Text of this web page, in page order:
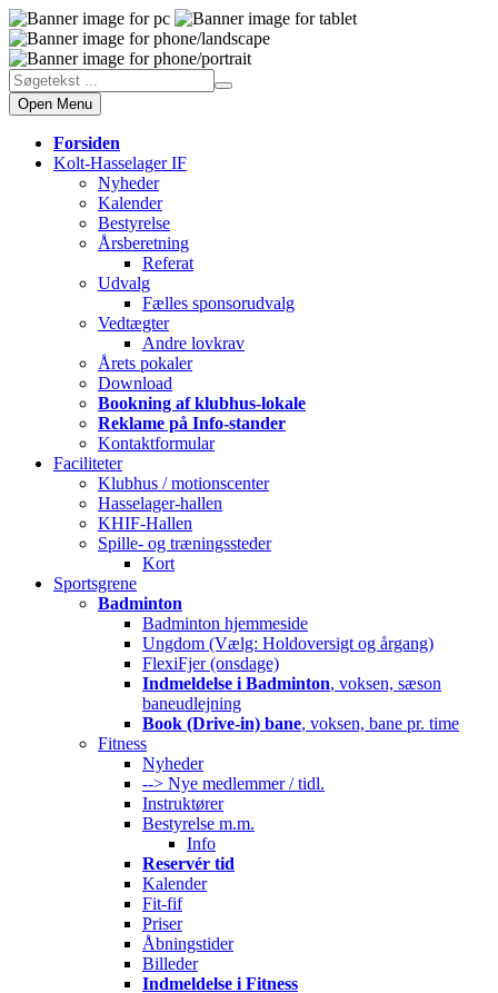
Open Menu
Forsiden
Kolt-Hasselager IF
Nyheder
Kalender
Bestyrelse
Årsberetning
Referat
Udvalg
Fælles sponsorudvalg
Vedtægter
Andre lovkrav
Årets pokaler
Download
Bookning af klubhus-lokale
Reklame på Info-stander
Kontaktformular
Faciliteter
Klubhus / motionscenter
Hasselager-hallen
KHIF-Hallen
Spille- og træningssteder
Kort
Sportsgrene
Badminton
Badminton hjemmeside
Ungdom (Vælg: Holdoversigt og årgang)
FlexiFjer (onsdage)
Indmeldelse i Badminton, voksen, sæson
baneudlejning
Book (Drive-in) bane, voksen, bane pr. time
Fitness
Nyheder
--> Nye medlemmer / tidl.
Instruktører
Bestyrelse m.m.
Info
Reservér tid
Kalender
Fit-fif
Priser
Åbningstider
Billeder
Indmeldelse i Fitness